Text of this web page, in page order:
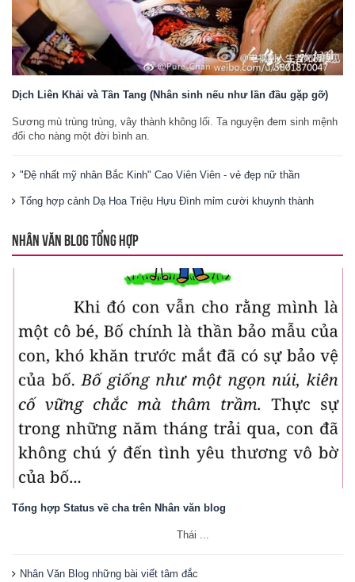
Dịch Liên Khải và Tần Tang (Nhân sinh nếu như lần đầu gặp gỡ)
Sương mù trùng trùng, vây thành không lối. Ta nguyện đem sinh mệnh
đổi cho nàng một đời bình an.
"Đệ nhất mỹ nhân Bắc Kinh" Cao Viên Viên - vẻ đẹp nữ thần
Tổng hợp cảnh Dạ Hoa Triệu Hựu Đình mỉm cười khuynh thành
NHÂN VĂN BLOG TỔNG HỢP
Tổng hợp Status về cha trên Nhân văn blog
Thái ...
Nhân Văn Blog những bài viết tâm đắc